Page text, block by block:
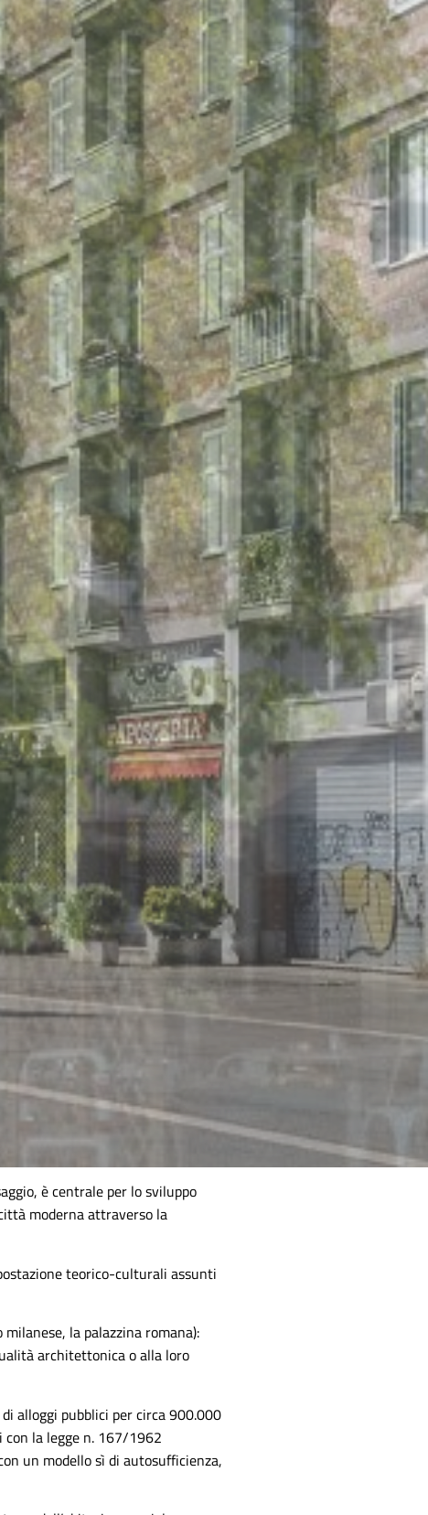
è centrale per lo sviluppo
moderna attraverso la
teorico-culturali assunti
la palazzina romana):
architettonica o alla loro
alloggi pubblici per circa 900.000
con la legge n. 167/1962
un modello sì di autosufficienza,